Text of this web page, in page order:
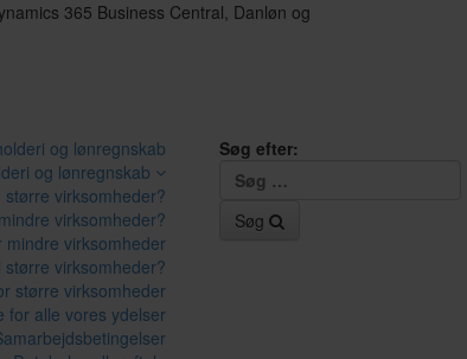
365 Business Central, Danløn og
og lønregnskab
og lønregnskab
virksomheder?
virksomheder?
mindre virksomheder
virksomheder?
større virksomheder
for alle vores ydelser
Søg efter:
Søg